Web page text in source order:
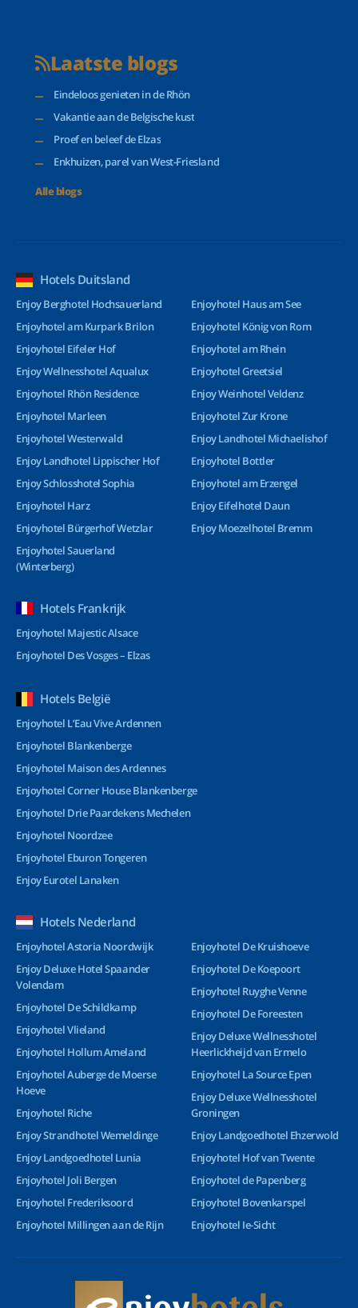
Laatste blogs
Eindeloos genieten in de Rhön
Vakantie aan de Belgische kust
Proef en beleef de Elzas
Enkhuizen, parel van West-Friesland
Alle blogs
Hotels Duitsland
Enjoy Berghotel Hochsauerland
Enjoyhotel am Kurpark Brilon
Enjoyhotel Eifeler Hof
Enjoy Wellnesshotel Aqualux
Enjoyhotel Rhön Residence
Enjoyhotel Marleen
Enjoyhotel Westerwald
Enjoy Landhotel Lippischer Hof
Enjoy Schlosshotel Sophia
Enjoyhotel Harz
Enjoyhotel Bürgerhof Wetzlar
Enjoyhotel Sauerland
(Winterberg)
Enjoyhotel Haus am See
Enjoyhotel König von Rom
Enjoyhotel am Rhein
Enjoyhotel Greetsiel
Enjoy Weinhotel Veldenz
Enjoyhotel Zur Krone
Enjoy Landhotel Michaelishof
Enjoyhotel Bottler
Enjoyhotel am Erzengel
Enjoy Eifelhotel Daun
Enjoy Moezelhotel Bremm
Hotels Frankrijk
Enjoyhotel Majestic Alsace
Enjoyhotel Des Vosges – Elzas
Hotels België
Enjoyhotel L’Eau Vive Ardennen
Enjoyhotel Blankenberge
Enjoyhotel Maison des Ardennes
Enjoyhotel Corner House Blankenberge
Enjoyhotel Drie Paardekens Mechelen
Enjoyhotel Noordzee
Enjoyhotel Eburon Tongeren
Enjoy Eurotel Lanaken
Hotels Nederland
Enjoyhotel Astoria Noordwijk
Enjoy Deluxe Hotel Spaander
Volendam
Enjoyhotel De Schildkamp
Enjoyhotel Vlieland
Enjoyhotel Hollum Ameland
Enjoyhotel Auberge de Moerse
Hoeve
Enjoyhotel Riche
Enjoy Strandhotel Wemeldinge
Enjoy Landgoedhotel Lunia
Enjoyhotel Joli Bergen
Enjoyhotel Frederiksoord
Enjoyhotel Millingen aan de Rijn
Enjoyhotel De Kruishoeve
Enjoyhotel De Koepoort
Enjoyhotel Ruyghe Venne
Enjoyhotel De Foreesten
Enjoy Deluxe Wellnesshotel
Heerlickheijd van Ermelo
Enjoyhotel La Source Epen
Enjoy Deluxe Wellnesshotel
Groningen
Enjoy Landgoedhotel Ehzerwold
Enjoyhotel Hof van Twente
Enjoyhotel de Papenberg
Enjoyhotel Bovenkarspel
Enjoyhotel Ie-Sicht